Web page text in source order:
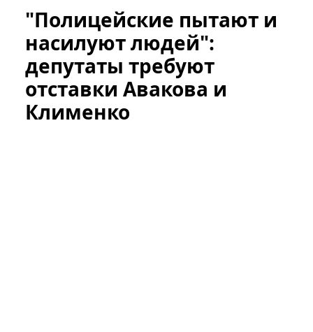
"Полицейские пытают и
насилуют людей":
депутаты требуют
отставки Авакова и
Клименко